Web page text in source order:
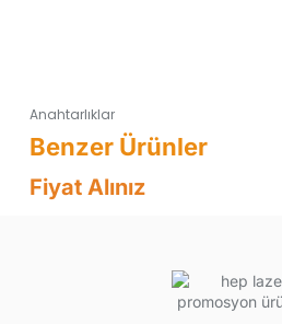
Anahtarlıklar
Fiyat Alınız